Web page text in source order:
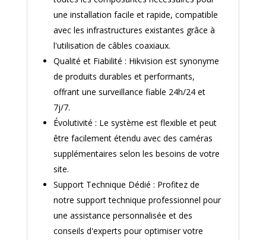
une installation facile et rapide, compatible
avec les infrastructures existantes grâce à
l'utilisation de câbles coaxiaux.
Qualité et Fiabilité : Hikvision est synonyme
de produits durables et performants,
offrant une surveillance fiable 24h/24 et
7j/7.
Évolutivité : Le système est flexible et peut
être facilement étendu avec des caméras
supplémentaires selon les besoins de votre
site.
Support Technique Dédié : Profitez de
notre support technique professionnel pour
une assistance personnalisée et des
conseils d'experts pour optimiser votre